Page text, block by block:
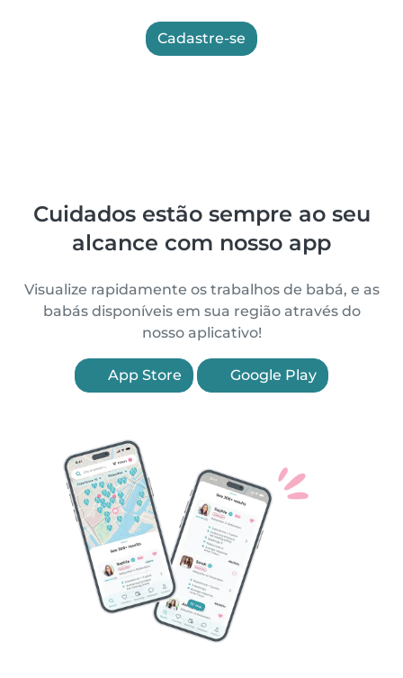
Cadastre-se
Cuidados estão sempre ao seu
alcance com nosso app
Visualize rapidamente os trabalhos de babá, e as
babás disponíveis em sua região através do
nosso aplicativo!
App Store Google Play